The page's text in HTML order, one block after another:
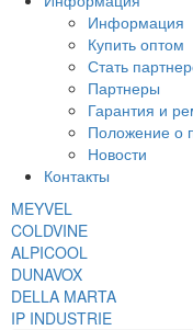
Информация
Купить оптом
Стать
Партнеры
Гарантия и
Положение о
Новости
Контакты
MEYVEL
COLDVINE
ALPICOOL
DUNAVOX
DELLA MARTA
IP INDUSTRIE